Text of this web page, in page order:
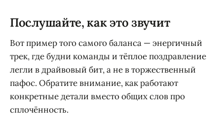
Послушайте, как это звучит
Вот пример того самого баланса — энергичный
трек, где будни команды и тёплое поздравление
легли в драйвовый бит, а не в торжественный
пафос. Обратите внимание, как работают
конкретные детали вместо общих слов про
сплочённость.